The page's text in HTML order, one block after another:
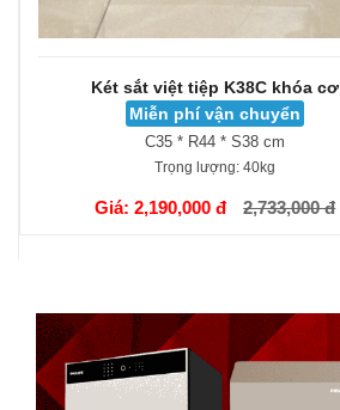
Két sắt việt tiệp K38C khóa cơ
Miễn phí vận chuyển
C35 * R44 * S38 cm
Trọng lượng: 40kg
Giá: 2,190,000 đ 2,733,000 đ
GIỎ HÀNG